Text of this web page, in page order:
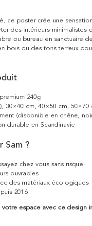
ce poster crée une
des intérieurs minimalistes
ou bureau en sanctuaire
bois ou des tons terreux
240g
30×40 cm, 40×50 cm, 50×70
(disponible en chêne,
durable en Scandinavie
Sam ?
chez vous sans risque
ouvrables
des matériaux écologiques
2016
espace avec ce design